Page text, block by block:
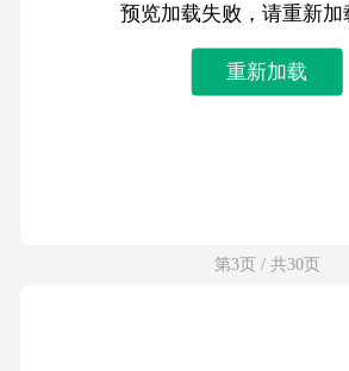
预览加载失败，请重新加
重新加载
第3页 / 共30页